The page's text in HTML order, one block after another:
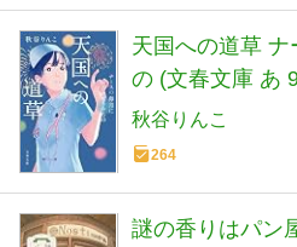
天国への道草 ナ
の (文春文庫 あ
秋谷りんこ
264
謎の香りはパン